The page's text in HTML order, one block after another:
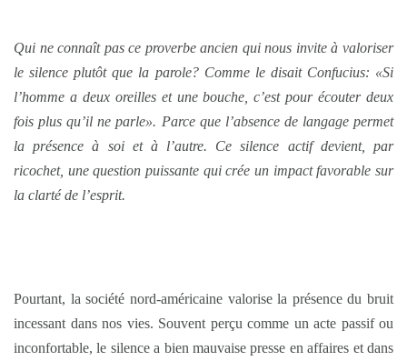
Qui ne connaît pas ce proverbe ancien qui nous invite à valoriser
le silence plutôt que la parole? Comme le disait Confucius: «Si
l’homme a deux oreilles et une bouche, c’est pour écouter deux
fois plus qu’il ne parle». Parce que l’absence de langage permet
la présence à soi et à l’autre. Ce silence actif devient, par
ricochet, une question puissante qui crée un impact favorable sur
la clarté de l’esprit.
Pourtant, la société nord-américaine valorise la présence du bruit
incessant dans nos vies. Souvent perçu comme un acte passif ou
inconfortable, le silence a bien mauvaise presse en affaires et dans